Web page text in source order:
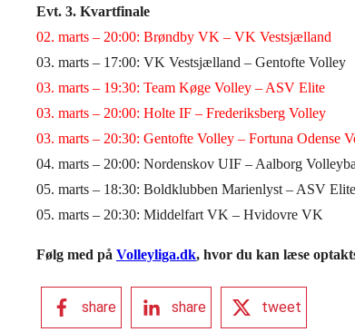
Evt. 3. Kvartfinale
02. marts – 20:00: Brøndby VK – VK Vestsjælland
03. marts – 17:00: VK Vestsjælland – Gentofte Volley
03. marts – 19:30: Team Køge Volley – ASV Elite
03. marts – 20:00: Holte IF – Frederiksberg Volley
03. marts – 20:30: Gentofte Volley – Fortuna Odense
04. marts – 20:00: Nordenskov UIF – Aalborg
05. marts – 18:30: Boldklubben Marienlyst – ASV Elite
05. marts – 20:30: Middelfart VK – Hvidovre VK
Følg med på Volleyliga.dk, hvor du kan læse
share share tweet